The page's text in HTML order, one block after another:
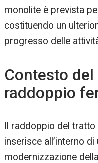
monolite è prevista
costituendo un
progresso delle
Contesto
raddoppio
Il raddoppio del
inserisce all’interno
modernizzazione